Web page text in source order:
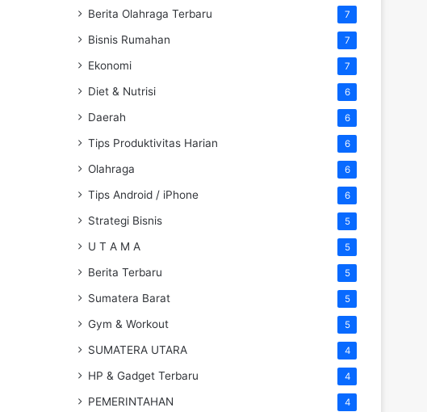
Berita Olahraga Terbaru 7
Bisnis Rumahan 7
Ekonomi 7
Diet & Nutrisi 6
Daerah 6
Tips Produktivitas Harian 6
Olahraga 6
Tips Android / iPhone 6
Strategi Bisnis 5
U T A M A 5
Berita Terbaru 5
Sumatera Barat 5
Gym & Workout 5
SUMATERA UTARA 4
HP & Gadget Terbaru 4
PEMERINTAHAN 4